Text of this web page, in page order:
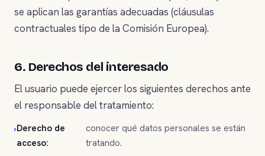
se aplican las garantías adecuadas (cláusulas
contractuales tipo de la Comisión Europea).
6. Derechos del interesado
El usuario puede ejercer los siguientes derechos ante
el responsable del tratamiento:
Derecho de
acceso:
conocer qué datos personales se están
tratando.